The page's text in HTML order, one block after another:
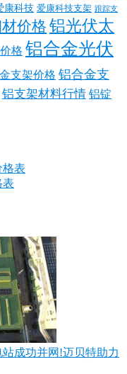
康科技 爱康科技支架 跟踪支
价格 铝光伏太
格 铝合金光伏
支架价格 铝合金支
铝支架材料行情 铝锭
表
成功并网!迈贝特助力